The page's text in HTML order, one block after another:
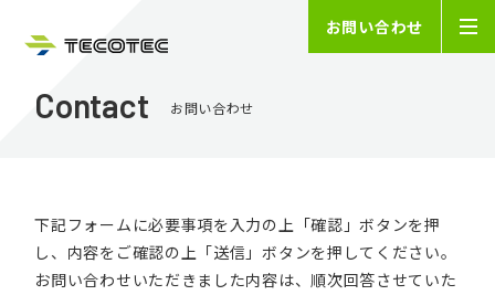
お問い合わせ
Contact お問い合わせ
下記フォームに必要事項を入力の上「確認」ボタンを押
し、内容をご確認の上「送信」ボタンを押してください。
お問い合わせいただきました内容は、順次回答させていた